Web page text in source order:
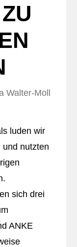
Walter-Moll
luden wir
und nutzten
sich drei
ANKE